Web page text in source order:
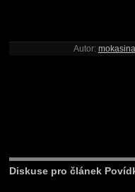
Autor: mokasina
Diskuse pro článek